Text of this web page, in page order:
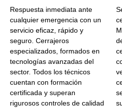
Respuesta inmediata ante
cualquier emergencia con un
servicio eficaz, rápido y
seguro. Cerrajeros
especializados, formados en
tecnologías avanzadas del
sector. Todos los técnicos
cuentan con formación
certificada y superan
rigurosos controles de calidad